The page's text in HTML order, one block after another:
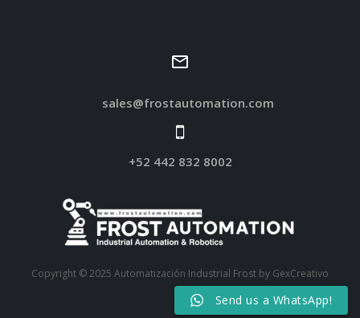
sales@frostautomation.com
+52 442 832 8002
Copyright © 2025 Automatización Industrial Frost by GexCreativo
Send us a WhatsApp!